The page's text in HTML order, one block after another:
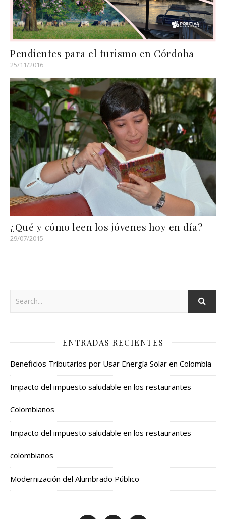
Pendientes para el turismo en Córdoba
25/11/2016
¿Qué y cómo leen los jóvenes hoy en día?
29/07/2015
ENTRADAS RECIENTES
Beneficios Tributarios por Usar Energía Solar en Colombia
Impacto del impuesto saludable en los restaurantes
Colombianos
Impacto del impuesto saludable en los restaurantes
colombianos
Modernización del Alumbrado Público